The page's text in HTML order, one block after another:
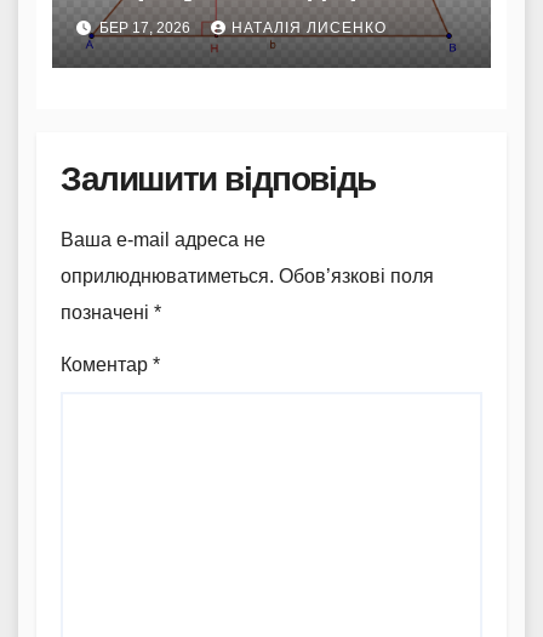
фігур до складних
розрахунків
БЕР 17, 2026 НАТАЛІЯ ЛИСЕНКО
Залишити відповідь
Ваша e-mail адреса не
оприлюднюватиметься. Обов’язкові поля
позначені *
Коментар *